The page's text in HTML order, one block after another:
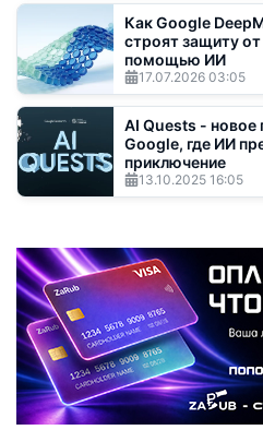
Как Google
строят защиту от
помощью ИИ
17.07.2026 03:05
AI Quests - новое
Google, где ИИ
приключение
13.10.2025 16:05